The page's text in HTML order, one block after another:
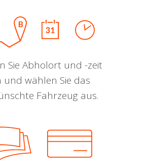
Sie Abholort und -zeit
und wählen Sie das
Fahrzeug aus.